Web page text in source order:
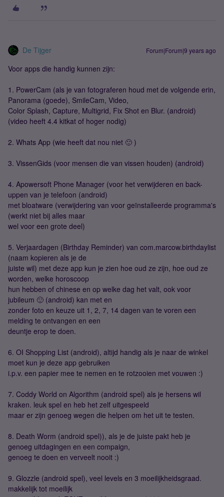
De Tijger Forum|Forum|9 years ago
Voor apps die handig kunnen zijn:
1. PowerCam (als je van fotograferen houd met de volgende erin,
Panorama (goede), SmileCam, Video,
Color Splash, Capture, Multigrid, Fix Shot en Blur. (android)
(video heeft 4.4 kitkat of hoger nodig)
2. Whats App (wie heeft dat nou niet 🙂 )
3. VissenGids (voor mensen die van vissen houden) (android)
4. Apowersoft Phone Manager (voor het verwijderen en back-
uppen van je telefoon (android)
met bloatware (verwijdering van voor geïnstalleerde programma's
(werkt niet bij alles maar
wel voor een grote deel)
5. Verjaardagen (Birthday Reminder) van com.marcow.birthdaylist
(naam kopieren als je de
juiste wil) met deze app kun je zien hoe oud ze zijn, hoe oud ze
worden, welke horoscoop
hun hebben of chinese en op welke dag het valt, ook voor
jubileum 🙂 (android) kan met en
zonder foto en keuze uit 1, 2, 7, 14 dagen van te voren een
melding te ontvangen en een
deuntje erop te doen.
6. OI Shopping List (android), altijd handig als je naar de winkel
moet kun je deze app gebruiken
i.p.v. een papier mee te nemen en te rotzooien met vouwen :)
7. Coddy World on Algorithm (android spel) als je hersens wil
kraken. leuk spel en heb het zelf uitgespeeld
maar er zijn genoeg wegen die helpen om het uit te testen.
8. Death Worm (android spel)), als je de juiste pakt heb je
genoeg uitdagingen en een compaign,
genoeg te doen en verveelt nooit :)
9. Glozzle (android spel), veel levels en 3 moeilijkheidsgraad.
makkelijk tot moeilijk